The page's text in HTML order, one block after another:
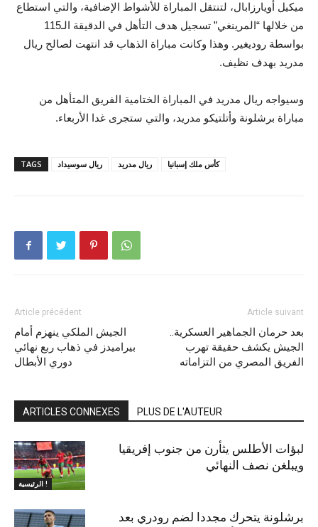
ميكيل أويارزابال، لتنتقل المباراة للأشواط الإضافية، والتي استطاع
من خلالها “المرينغي” تسجيل هدف التأهل في الدقيقة الـ115
بواسطة روديغير. وهذا وكانت مباراة الذهاب قد انتهت لصالح ريال
مدريد بهدف نظيف.
وسيواجه ريال مدريد في المباراة الختامية الفريق المتأهل من
مباراة برشلونة وأتلتيكو مدريد، والتي ستجرى غدا الأربعاء.
TAGS ريال سوسيداد ريال مدريد كأس ملك إسبانيا
Article précédent
الجيش الملكي ينهزم أمام
بيراميدز في ذهاب ربع نهائي
دوري الأبطال
Article suivant
بعد حرمان الجماهير العسكرية..
الجيش يكشف حقيقة تهرب
الفريق المصري من التزاماته
ARTICLES CONNEXES PLUS DE L'AUTEUR
الرئيسية !
لبؤات الأطلس يثأرن من جنوب إفريقيا
ويبلغن نصف النهائي
برشلونة يتحرك مجددا لضم رودري بعد